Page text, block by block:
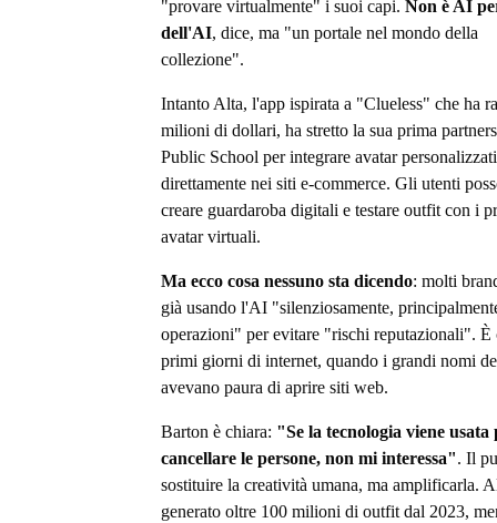
"provare virtualmente" i suoi capi. Non è AI
dell'AI, dice, ma "un portale nel mondo della
collezione".
Intanto Alta, l'app ispirata a "Clueless" che ha
milioni di dollari, ha stretto la sua prima
Public School per integrare avatar personalizzati
direttamente nei siti e-commerce. Gli utenti
creare guardaroba digitali e testare outfit con i
avatar virtuali.
Ma ecco cosa nessuno sta dicendo: molti
già usando l'AI "silenziosamente,
operazioni" per evitare "rischi reputazionali". È
primi giorni di internet, quando i grandi nomi
avevano paura di aprire siti web.
Barton è chiara: "Se la tecnologia viene usata
cancellare le persone, non mi interessa". Il
sostituire la creatività umana, ma amplificarla.
generato oltre 100 milioni di outfit dal 2023,